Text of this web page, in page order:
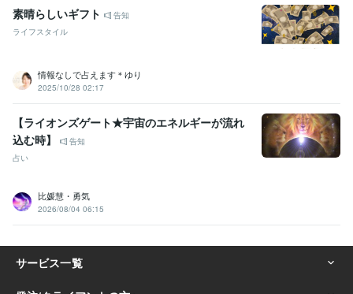
素晴らしいギフト
告知
ライフスタイル
情報なしで占えます＊ゆり
2025/10/28 02:17
【ライオンズゲート★宇宙のエネルギーが流れ
込む時】
告知
占い
比媛慧・勇気
2026/08/04 06:15